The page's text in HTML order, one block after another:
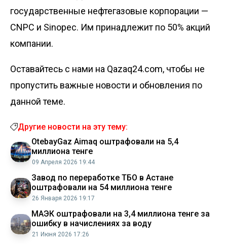
государственные нефтегазовые корпорации —
CNPC и Sinopec. Им принадлежит по 50% акций
компании.
Оставайтесь с нами на Qazaq24.com, чтобы не
пропустить важные новости и обновления по
данной теме.
Другие новости на эту тему:
OtebayGaz Aimaq оштрафовали на 5,4
миллиона тенге
09 Апреля 2026 19:44
Завод по переработке ТБО в Астане
оштрафовали на 54 миллиона тенге
26 Января 2026 19:17
МАЭК оштрафовали на 3,4 миллиона тенге за
ошибку в начислениях за воду
21 Июня 2026 17:26